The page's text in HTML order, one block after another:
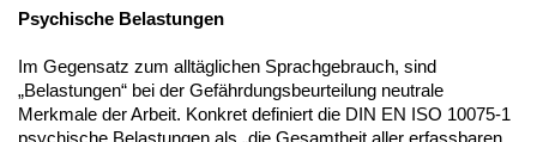
Psychische Belastungen
Im Gegensatz zum alltäglichen Sprachgebrauch, sind
„Belastungen“ bei der Gefährdungsbeurteilung neutrale
Merkmale der Arbeit. Konkret definiert die DIN EN ISO 10075-1
psychische Belastungen als „die Gesamtheit aller erfassbaren